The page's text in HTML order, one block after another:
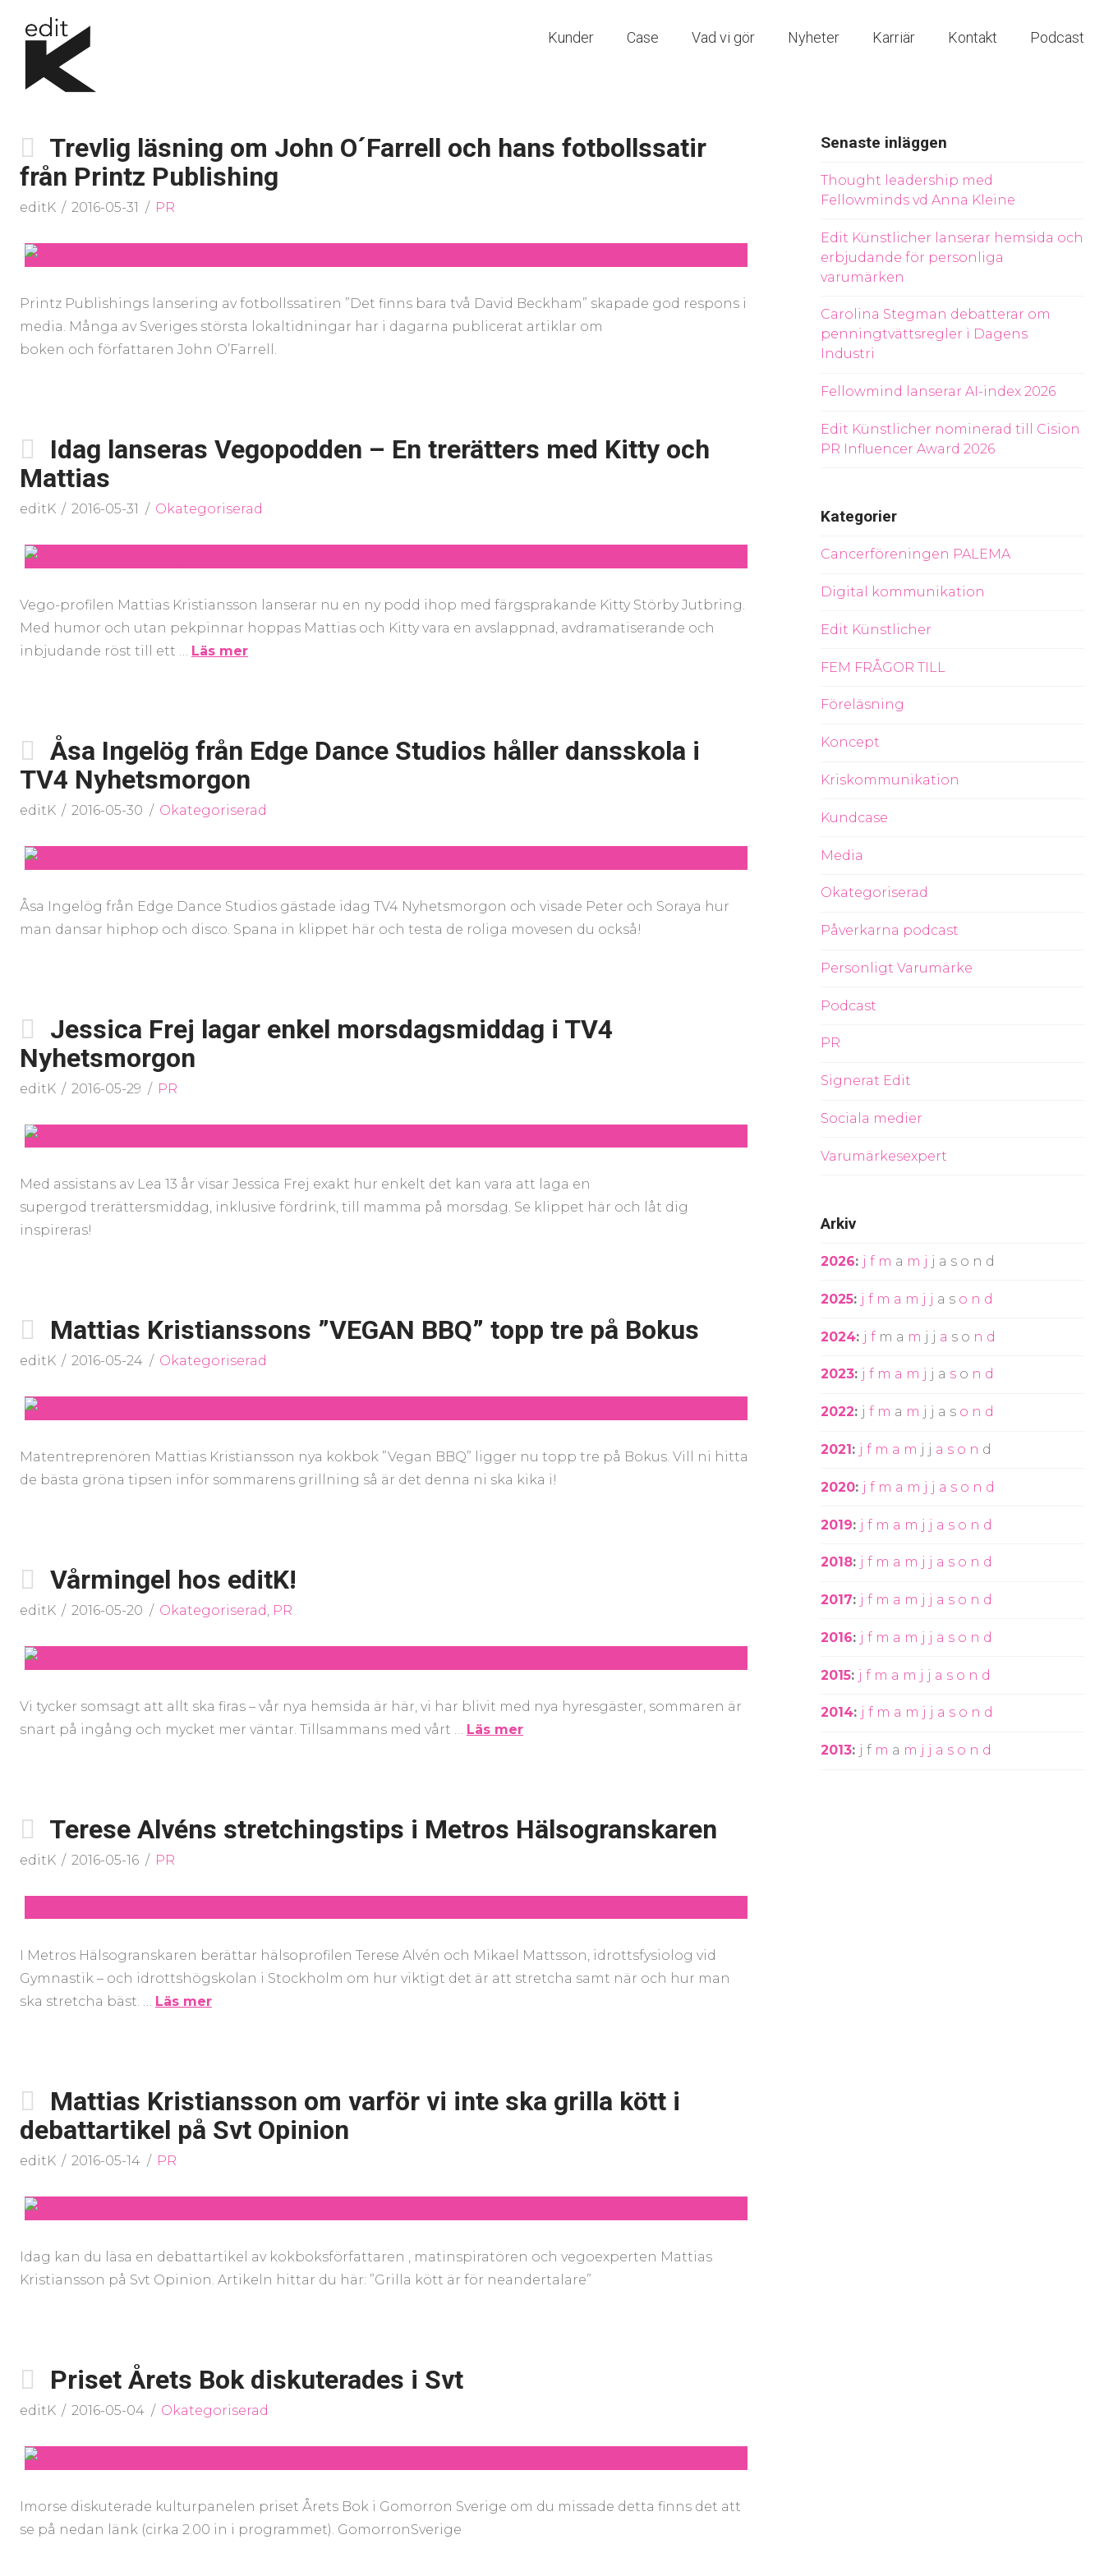
Kunder Case Vad vi gör Nyheter Karriär Kontakt Podcast
Trevlig läsning om John O´Farrell och hans fotbollssatir
från Printz Publishing
editK 2016-05-31 PR
Printz Publishings lansering av fotbollssatiren ”Det finns bara två David Beckham” skapade god respons i
media. Många av Sveriges största lokaltidningar har i dagarna publicerat artiklar om
boken och författaren John O’Farrell.
Idag lanseras Vegopodden – En trerätters med Kitty och
Mattias
editK 2016-05-31 Okategoriserad
Vego-profilen Mattias Kristiansson lanserar nu en ny podd ihop med färgsprakande Kitty Störby Jutbring.
Med humor och utan pekpinnar hoppas Mattias och Kitty vara en avslappnad, avdramatiserande och
inbjudande röst till ett … Läs mer
Åsa Ingelög från Edge Dance Studios håller dansskola i
TV4 Nyhetsmorgon
editK 2016-05-30 Okategoriserad
Åsa Ingelög från Edge Dance Studios gästade idag TV4 Nyhetsmorgon och visade Peter och Soraya hur
man dansar hiphop och disco. Spana in klippet här och testa de roliga movesen du också!
Jessica Frej lagar enkel morsdagsmiddag i TV4
Nyhetsmorgon
editK 2016-05-29 PR
Med assistans av Lea 13 år visar Jessica Frej exakt hur enkelt det kan vara att laga en
supergod trerättersmiddag, inklusive fördrink, till mamma på morsdag. Se klippet här och låt dig
inspireras!
Mattias Kristianssons ”VEGAN BBQ” topp tre på Bokus
editK 2016-05-24 Okategoriserad
Matentreprenören Mattias Kristiansson nya kokbok ”Vegan BBQ” ligger nu topp tre på Bokus. Vill ni hitta
de bästa gröna tipsen inför sommarens grillning så är det denna ni ska kika i!
Vårmingel hos editK!
editK 2016-05-20 Okategoriserad, PR
Vi tycker somsagt att allt ska firas – vår nya hemsida är här, vi har blivit med nya hyresgäster, sommaren är
snart på ingång och mycket mer väntar. Tillsammans med vårt … Läs mer
Terese Alvéns stretchingstips i Metros Hälsogranskaren
editK 2016-05-16 PR
I Metros Hälsogranskaren berättar hälsoprofilen Terese Alvén och Mikael Mattsson, idrottsfysiolog vid
Gymnastik – och idrottshögskolan i Stockholm om hur viktigt det är att stretcha samt när och hur man
ska stretcha bäst. … Läs mer
Mattias Kristiansson om varför vi inte ska grilla kött i
debattartikel på Svt Opinion
editK 2016-05-14 PR
Idag kan du läsa en debattartikel av kokboksförfattaren , matinspiratören och vegoexperten Mattias
Kristiansson på Svt Opinion. Artikeln hittar du här: ”Grilla kött är för neandertalare”
Priset Årets Bok diskuterades i Svt
editK 2016-05-04 Okategoriserad
Imorse diskuterade kulturpanelen priset Årets Bok i Gomorron Sverige om du missade detta finns det att
se på nedan länk (cirka 2.00 in i programmet). GomorronSverige
Senaste inläggen
Thought leadership med
Fellowminds vd Anna Kleine
Edit Künstlicher lanserar hemsida och
erbjudande för personliga
varumärken
Carolina Stegman debatterar om
penningtvättsregler i Dagens
Industri
Fellowmind lanserar AI-index 2026
Edit Künstlicher nominerad till Cision
PR Influencer Award 2026
Kategorier
Cancerföreningen PALEMA
Digital kommunikation
Edit Künstlicher
FEM FRÅGOR TILL
Föreläsning
Koncept
Kriskommunikation
Kundcase
Media
Okategoriserad
Påverkarna podcast
Personligt Varumärke
Podcast
PR
Signerat Edit
Sociala medier
Varumärkesexpert
Arkiv
2026: j f m a m j j a s o n d
2025: j f m a m j j a s o n d
2024: j f m a m j j a s o n d
2023: j f m a m j j a s o n d
2022: j f m a m j j a s o n d
2021: j f m a m j j a s o n d
2020: j f m a m j j a s o n d
2019: j f m a m j j a s o n d
2018: j f m a m j j a s o n d
2017: j f m a m j j a s o n d
2016: j f m a m j j a s o n d
2015: j f m a m j j a s o n d
2014: j f m a m j j a s o n d
2013: j f m a m j j a s o n d